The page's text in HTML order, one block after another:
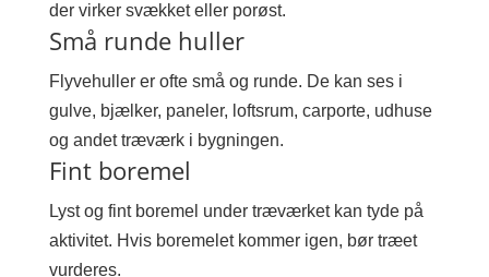
der virker svækket eller porøst.
Små runde huller
Flyvehuller er ofte små og runde. De kan ses i
gulve, bjælker, paneler, loftsrum, carporte, udhuse
og andet træværk i bygningen.
Fint boremel
Lyst og fint boremel under træværket kan tyde på
aktivitet. Hvis boremelet kommer igen, bør træet
vurderes.